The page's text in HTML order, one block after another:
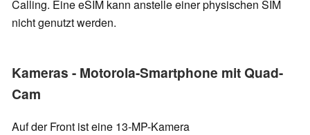
Calling. Eine eSIM kann anstelle einer physischen SIM
nicht genutzt werden.
Kameras - Motorola-Smartphone mit Quad-
Cam
Auf der Front ist eine 13-MP-Kamera